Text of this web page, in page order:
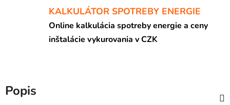
KALKULÁTOR SPOTREBY ENERGIE
Online kalkulácia spotreby energie a ceny
inštalácie vykurovania v CZK
Popis